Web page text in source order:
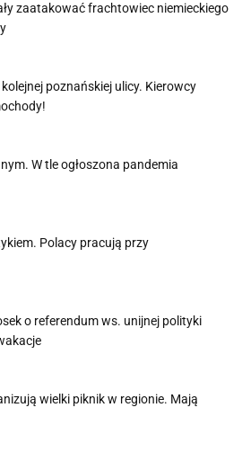
zaatakować frachtowiec niemieckiego
poznańskiej ulicy. Kierowcy
W tle ogłoszona pandemia
Polacy pracują przy
o referendum ws. unijnej polityki
wielki piknik w regionie. Mają